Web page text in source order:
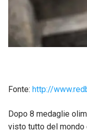
Fonte: http://
Dopo 8 medaglie
visto tutto del mondo